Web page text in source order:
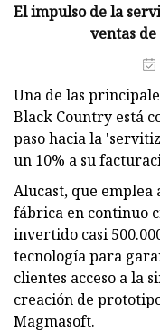
El impulso de la
ventas
Una de las
Black Country está
paso hacia la
un 10% a su
Alucast, que emplea
fábrica en continuo
invertido casi
tecnología para
clientes acceso a la
creación de
Magmasoft.